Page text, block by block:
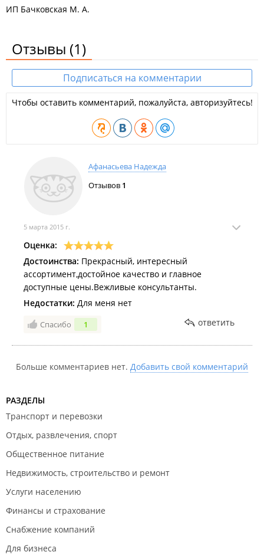
ИП Бачковская М. А.
Отзывы (1)
Подписаться на комментарии
Чтобы оставить комментарий, пожалуйста, авторизуйтесь!
Афанасьева Надежда
Отзывов 1
5 марта 2015 г.
Оценка:
Достоинства: Прекрасный, интересный
ассортимент,достойное качество и главное
доступные цены.Вежливые консультанты.
Недостатки: Для меня нет
Спасибо 1 ответить
Больше комментариев нет. Добавить свой комментарий
РАЗДЕЛЫ
Транспорт и перевозки
Отдых, развлечения, спорт
Общественное питание
Недвижимость, строительство и ремонт
Услуги населению
Финансы и страхование
Снабжение компаний
Для бизнеса